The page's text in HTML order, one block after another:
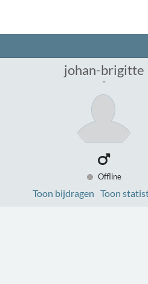
johan-brigitte
-
Offline
Toon bijdragen Toon